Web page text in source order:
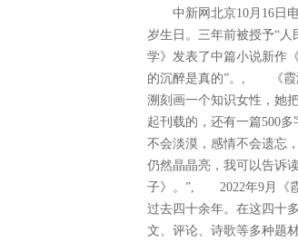
中新网北京10月16日电
岁生日。三年前被授予“
学》发表了中篇小说新作
的沉醉是真的”。, 《霞
溯刻画一个知识女性，她
起刊载的，还有一篇500
不会淡漠，感情不会遗忘
仍然晶晶亮，我可以告诉
子》。”, 2022年9月《霞
过去四十余年。在这四十
文、评论、诗歌等多种题